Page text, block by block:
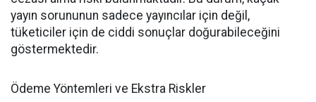
yayın sorununun sadece yayıncılar için değil,
tüketiciler için de ciddi sonuçlar doğurabileceğini
göstermektedir.
Ödeme Yöntemleri ve Ekstra Riskler